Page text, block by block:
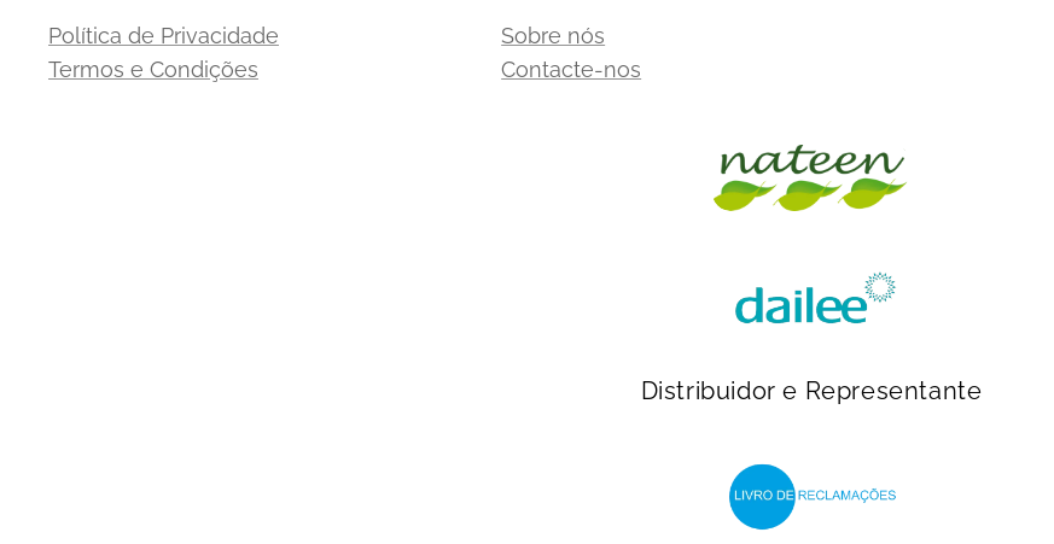
Política de Privacidade
Termos e Condições
Sobre nós
Contacte-nos
Distribuidor e Representante